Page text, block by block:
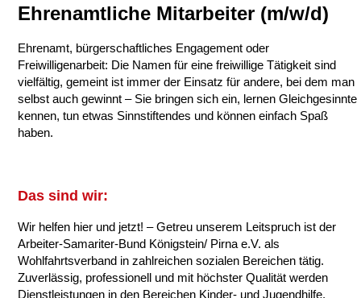
Ehrenamtliche Mitarbeiter (m/w/d)
Ehrenamt, bürgerschaftliches Engagement oder
Freiwilligenarbeit: Die Namen für eine freiwillige Tätigkeit sind
vielfältig, gemeint ist immer der Einsatz für andere, bei dem man
selbst auch gewinnt – Sie bringen sich ein, lernen Gleichgesinnte
kennen, tun etwas Sinnstiftendes und können einfach Spaß
haben.
Das sind wir:
Wir helfen hier und jetzt! – Getreu unserem Leitspruch ist der
Arbeiter-Samariter-Bund Königstein/ Pirna e.V. als
Wohlfahrtsverband in zahlreichen sozialen Bereichen tätig.
Zuverlässig, professionell und mit höchster Qualität werden
Dienstleistungen in den Bereichen Kinder- und Jugendhilfe,